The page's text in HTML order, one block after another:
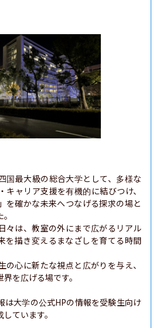
国最大級の総合大学として、多様な
キャリア支援を有機的に結びつけ、
を確かな未来へつなげる探求の場と
々は、教室の外にまで広がるリアル
を描き変えるまなざしを育てる時間
の心に新たな視点と広がりを与え、
を広げる場です。
大学の公式HPの情報を受験生向け
ています。